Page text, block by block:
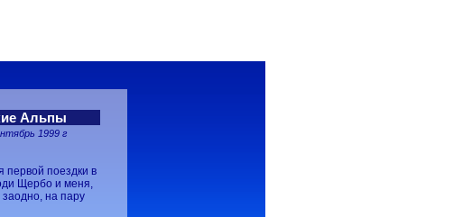
Альпы
1999 г
первой поездки в
Щербо и меня,
на пару